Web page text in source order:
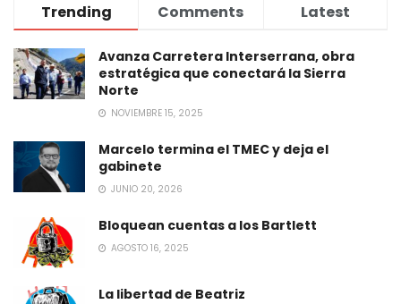
Trending Comments Latest
Avanza Carretera Interserrana, obra
estratégica que conectará la Sierra
Norte
NOVIEMBRE 15, 2025
Marcelo termina el TMEC y deja el
gabinete
JUNIO 20, 2026
Bloquean cuentas a los Bartlett
AGOSTO 16, 2025
La libertad de Beatriz